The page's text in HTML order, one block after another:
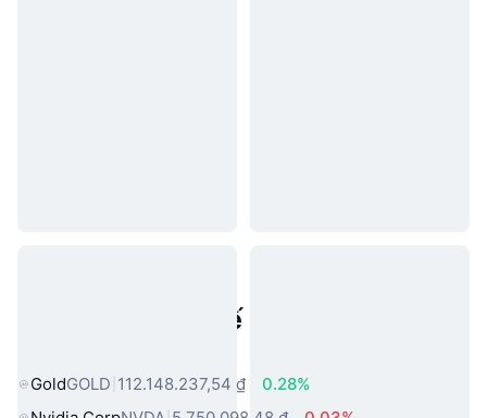
Tài sản trong thế giới thực phổ
GoldGOLD 112.148.237,54 ₫
0.28%